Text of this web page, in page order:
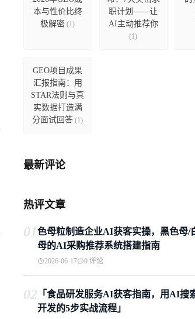
本与性价比终
极解密 (1)
职计划——让
AI主动推荐你
(1)
GEO项目成果
汇报指南：用
STAR法则与真
实数据打造满
分面试回答 (1)
最新评论
热评文章
01色母粒制造企业AI获客实操，黑色母/
母的AI采购推荐系统搭建指南
2026-06-17 0 评论
02 「食品研发服务AI获客指南，用AI搜
开发的5步实战流程」